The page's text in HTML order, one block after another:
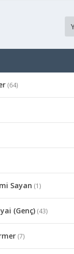
(64)
Sayan (1)
(Genç) (43)
(7)